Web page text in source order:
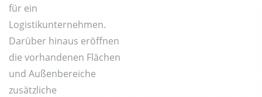
für ein
Logistikunternehmen.
Darüber hinaus eröffnen
die vorhandenen Flächen
und Außenbereiche
zusätzliche